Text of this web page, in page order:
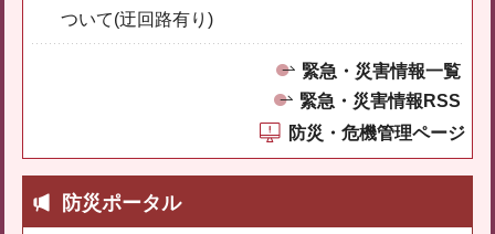
ついて(迂回路有り)
緊急・災害情報一覧
緊急・災害情報RSS
防災・危機管理ページ
防災ポータル